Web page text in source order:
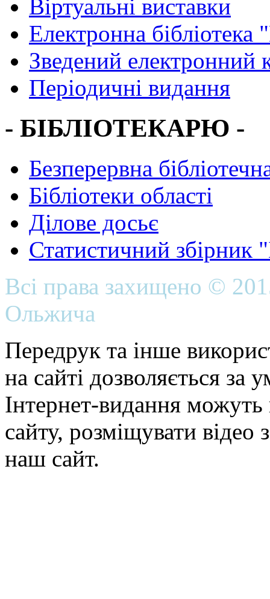
Віртуальні виставки
Електронна
Зведений електронний
Періодичні видання
- БІБЛІОТЕКАРЮ -
Безперервна
Бібліотеки області
Ділове досьє
Статистичний
Всі права захищено ©
Ольжича
Передрук та інше
на сайті дозволяється
Інтернет-видання можуть
сайту, розміщувати відео
наш сайт.